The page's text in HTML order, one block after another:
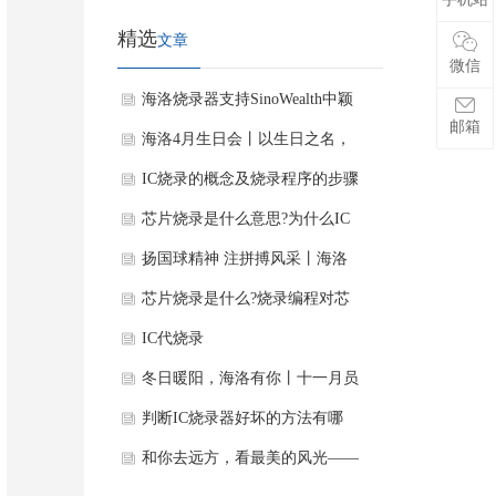
精选文章
海洛烧录器支持SinoWealth中颖
电子的8位微控制器SH79F9461A
海洛4月生日会丨以生日之名，
共度美好时光
IC烧录的概念及烧录程序的步骤
及方法
芯片烧录是什么意思?为什么IC
需要烧录呢?
扬国球精神 注拼搏风采丨海洛
电子2022年乒乓球比赛顺利收官
芯片烧录是什么?烧录编程对芯
片有何意义?
IC代烧录
冬日暖阳，海洛有你丨十一月员
工烧烤生日会圆满举办~
判断IC烧录器好坏的方法有哪
些?
和你去远方，看最美的风光——
微信
邮箱